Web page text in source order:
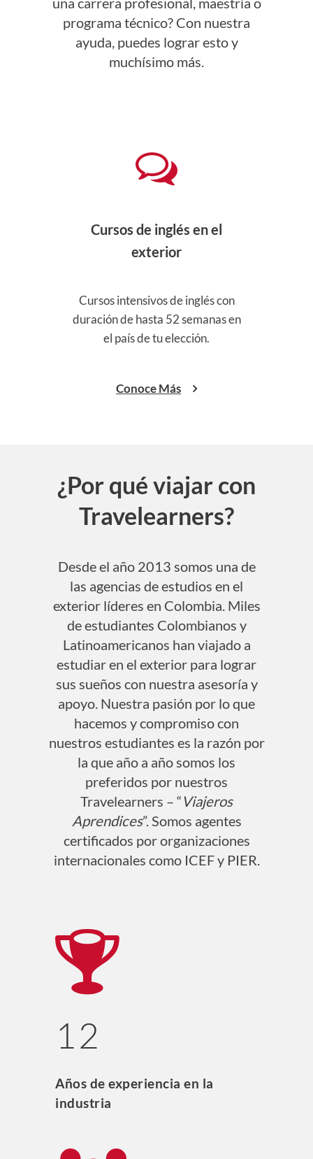
programa técnico? Con nuestra
ayuda, puedes lograr esto y
muchísimo más.
Cursos de inglés en el
exterior
Cursos intensivos de inglés con
duración de hasta 52 semanas en
el país de tu elección.
Conoce Más
¿Por qué viajar con
Travelearners?
Desde el año 2013 somos una de
las agencias de estudios en el
exterior líderes en Colombia. Miles
de estudiantes Colombianos y
Latinoamericanos han viajado a
estudiar en el exterior para lograr
sus sueños con nuestra asesoría y
apoyo. Nuestra pasión por lo que
hacemos y compromiso con
nuestros estudiantes es la razón por
la que año a año somos los
preferidos por nuestros
Travelearners – “Viajeros
Aprendices”. Somos agentes
certificados por organizaciones
internacionales como ICEFy PIER.
12
Años de experiencia en la
industria